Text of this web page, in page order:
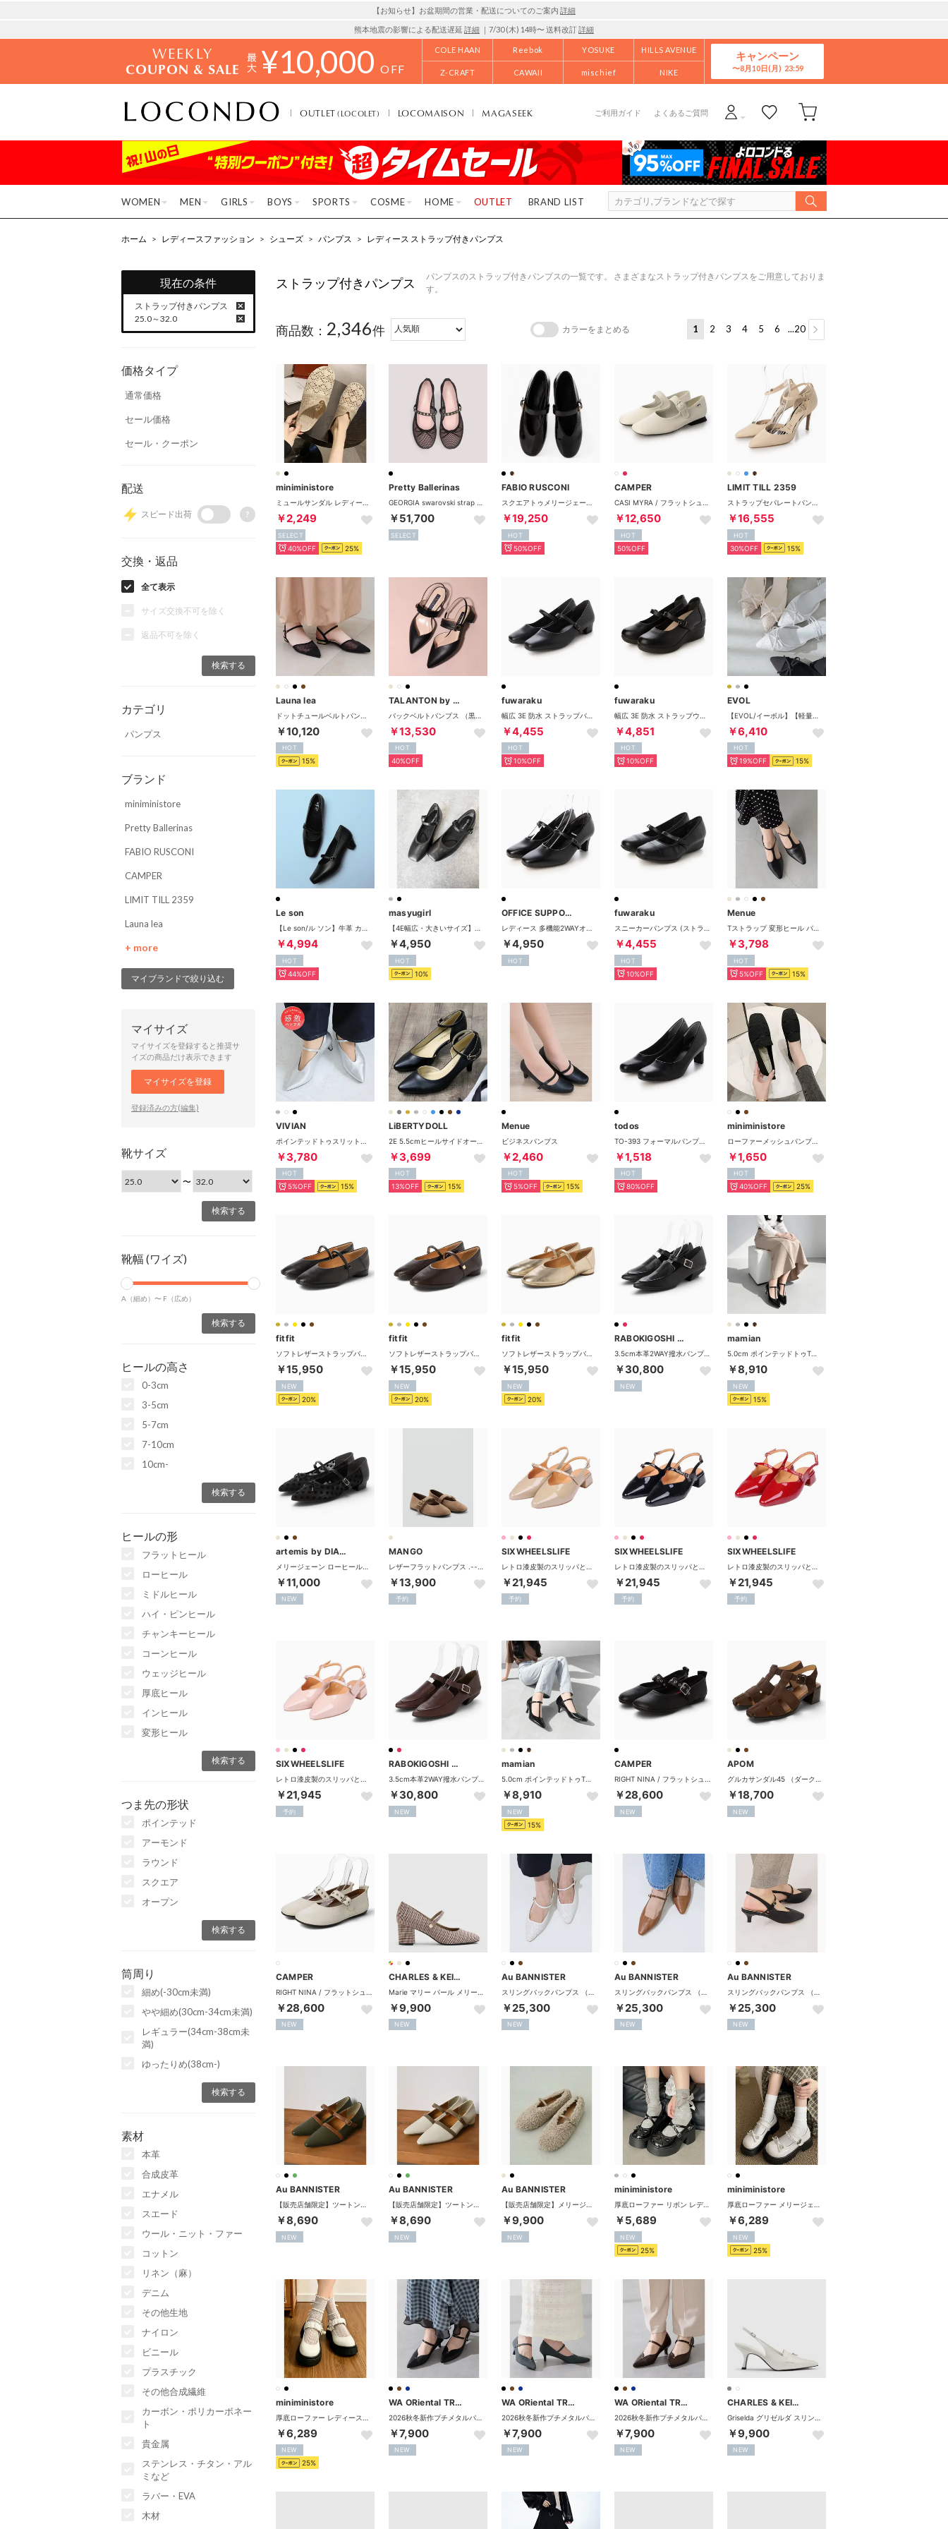
【お知らせ】お盆期間の営業・配送についてのご案内 詳細
熊本地震の影響による配送遅延 詳細 ｜7/30 (木) 14時〜 送料改訂詳細
WEEKLY
COUPON & SALE ¥10,000 OFF
COLE HAAN Reebok YOSUKE HILLS AVENUE
Z-CRAFT CAWAII mischief NIKE
キャンペーン
8月10日(月)
OUTLET(LOCOLET) LOCOMAISON MAGASEEK ご利用ガイド よくあるご質問
WOMEN MEN GIRLS BOYS SPORTS COSME HOME OUTLET BRAND LIST
ホーム > レディースファッション > シューズ > パンプス > レディース ストラップ付きパンプス
現在の条件
ストラップ付きパンプス
25.0～32.0
価格タイプ
通常価格
セール価格
セール・クーポン
配送
スピード出荷 ?
交換・返品
全て表示
サイズ交換不可を除く
返品不可を除く
カテゴリ
パンプス
ブランド
miniministore
Pretty Ballerinas
FABIO RUSCONI
CAMPER
LIMIT TILL 2359
Launa lea
+ more
マイブランドで絞り込む
マイサイズ
マイサイズを登録すると推奨サ
イズの商品だけ表示できます
マイサイズを登録
登録済みの方(編集)
靴サイズ
〜
靴幅 (ワイズ)
A（細め）〜 F（広め）
ヒールの高さ
0-3cm
3-5cm
5-7cm
7-10cm
10cm-
ヒールの形
フラットヒール
ローヒール
ミドルヒール
ハイ・ピンヒール
チャンキーヒール
コーンヒール
ウェッジヒール
厚底ヒール
インヒール
変形ヒール
つま先の形状
ポインテッド
アーモンド
ラウンド
スクエア
オープン
筒周り
細め(-30cm未満)
やや細め(30cm-34cm未満)
レギュラー(34cm-38cm未
満)
ゆったりめ(38cm-)
素材
本革
合成皮革
エナメル
スエード
ウール・ニット・ファー
コットン
リネン（麻）
デニム
その他生地
ナイロン
ビニール
プラスチック
その他合成繊維
カーボン・ポリカーボネー
ト
貴金属
ステンレス・チタン・アル
ミなど
ラバー・EVA
木材
ストラップ付きパンプス
パンプスのストラップ付きパンプスの一覧です。 さまざまなストラップ付きパンプスをご用意しておりま
す。
商品数： 2,346件 カラーをまとめる 1 2 3 4 5 6 ...20
miniministore
￥2,249
SELECT
40%OFF 25%
Pretty Ballerinas
￥51,700
SELECT
FABIO RUSCONI
￥19,250
HOT
50%OFF
CAMPER
￥12,650
HOT
50%OFF
LIMIT TILL 2359
￥16,555
HOT
30%OFF 15%
Launa lea
￥10,120
HOT
15%
TALANTON by DIANA
￥13,530
HOT
40%OFF
fuwaraku
￥4,455
HOT
10%OFF
fuwaraku
￥4,851
HOT
10%OFF
EVOL
￥6,410
HOT
19%OFF 15%
Le son
￥4,994
HOT
44%OFF
masyugirl
￥4,950
HOT
10%
OFFICE SUPPORT
￥4,950
HOT
fuwaraku
￥4,455
HOT
10%OFF
Menue
￥3,798
HOT
5%OFF 15%
VIVIAN
￥3,780
HOT
5%OFF 15%
LiBERTYDOLL
￥3,699
HOT
13%OFF 15%
Menue
ビジネスパンプス
￥2,460
HOT
5%OFF 15%
todos
TO-393 フォーマルパンプス パンプス スクエアプレーン 6.5cm （ブラック）
￥1,518
HOT
80%OFF
miniministore
ローファーメッシュパンプス 韓国シューズ
￥1,650
HOT
40%OFF 25%
fitfit
￥15,950
NEW
20%
fitfit
￥15,950
NEW
20%
fitfit
￥15,950
NEW
20%
RABOKIGOSHI works
3.5cm本革2WAY撥水パンプス （ブラック）
￥30,800
NEW
mamian
￥8,910
NEW
15%
artemis by DIANA
￥11,000
NEW
MANGO
￥13,900
予約
SIXWHEELSLIFE
￥21,945
予約
SIXWHEELSLIFE
￥21,945
予約
SIXWHEELSLIFE
￥21,945
予約
SIXWHEELSLIFE
￥21,945
予約
RABOKIGOSHI works
3.5cm本革2WAY撥水パンプス （ボルドー）
￥30,800
NEW
mamian
￥8,910
NEW
15%
CAMPER
￥28,600
NEW
APOM
￥18,700
NEW
CAMPER
￥28,600
NEW
CHARLES & KEITH
￥9,900
NEW
Au BANNISTER
￥25,300
NEW
Au BANNISTER
￥25,300
NEW
Au BANNISTER
￥25,300
NEW
Au BANNISTER
￥8,690
NEW
Au BANNISTER
￥8,690
NEW
Au BANNISTER
￥9,900
NEW
miniministore
厚底ローファー リボン レディース （ブラック）
￥5,689
NEW
25%
miniministore
￥6,289
NEW
25%
miniministore
￥6,289
NEW
25%
WA ORiental TRaffic
￥7,900
NEW
WA ORiental TRaffic
￥7,900
NEW
WA ORiental TRaffic
￥7,900
NEW
CHARLES & KEITH
￥9,900
NEW